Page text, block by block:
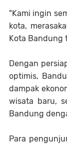
"Kami ingin
kota,
Kota Bandung
Dengan
optimis,
dampak
wisata baru,
Bandung
Para